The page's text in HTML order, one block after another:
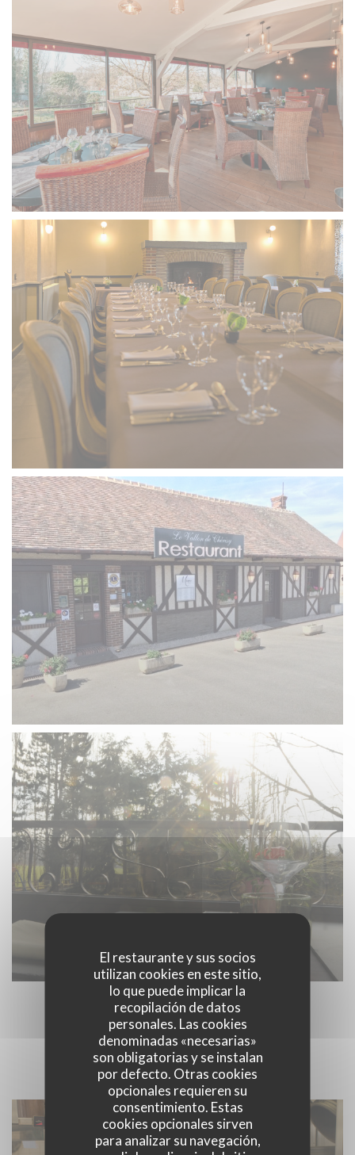
El restaurante y sus socios
utilizan cookies en este sitio,
lo que puede implicar la
recopilación de datos
personales. Las cookies
denominadas «necesarias»
son obligatorias y se instalan
por defecto. Otras cookies
opcionales requieren su
consentimiento. Estas
cookies opcionales sirven
para analizar su navegación,
NOTRE CUISINE